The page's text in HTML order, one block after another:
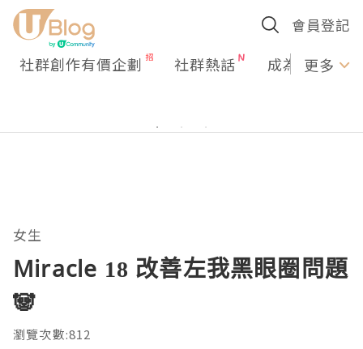
會員登記
社群創作有價企劃 社群熱話 成為U更多
女生
Miracle 18 改善左我黑眼圈問題
🐼
瀏覽次數:812